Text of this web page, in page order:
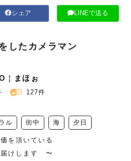
シェア LINEで送る
したカメラマン
￤まほぉ
127件
ル 街中 海 夕日
を頂いている
けします　〜